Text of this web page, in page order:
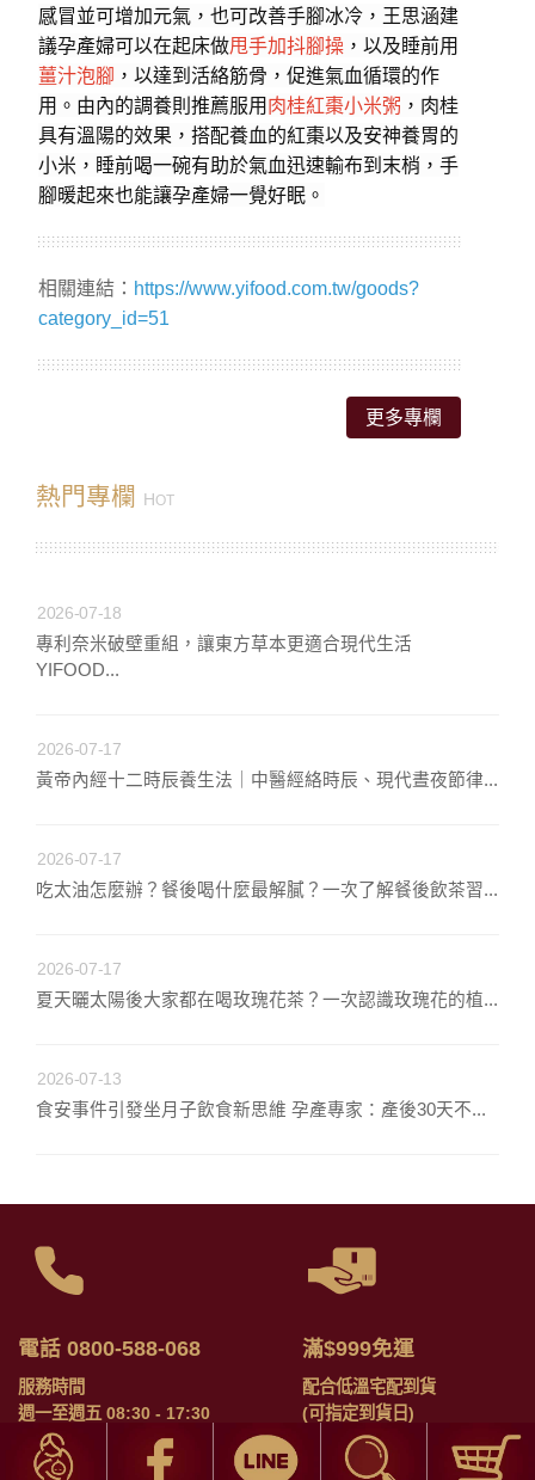
感冒並可增加元氣，也可改善手腳冰冷，王思涵建
議孕產婦可以在起床做甩手加抖腳操 ，以及睡前用
薑汁泡腳 ，以達到活絡筋骨，促進氣血循環的作
用。由內的調養則推薦服用 肉桂紅棗小米粥 ，肉桂
具有溫陽的效果，搭配養血的紅棗以及安神養胃的
小米，睡前喝一碗有助於氣血迅速輸布到末梢，手
腳暖起來也能讓孕產婦一覺好眠。
相關連結： https://www.yifood.com.tw/goods?
category_id=51
更多專欄
熱門專欄 HOT
2026-07-18
專利奈米破壁重組，讓東方草本更適合現代生活
YIFOOD...
2026-07-17
黃帝內經十二時辰養生法｜中醫經絡時辰、現代晝夜節律...
2026-07-17
吃太油怎麼辦？餐後喝什麼最解膩？一次了解餐後飲茶習...
2026-07-17
夏天曬太陽後大家都在喝玫瑰花茶？一次認識玫瑰花的植...
2026-07-13
食安事件引發坐月子飲食新思維 孕產專家：產後30天不...
電話 0800-588-068
服務時間
週一至週五 08:30 - 17:30
滿$999免運
配合低溫宅配到貨
(可指定到貨日)